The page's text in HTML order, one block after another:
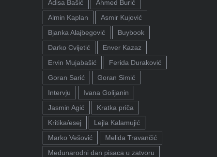
Adisa Bašić
Ahmed Burić
Almin Kaplan
Asmir Kujović
Bjanka Alajbegović
Buybook
Darko Cvijetić
Enver Kazaz
Ervin Mujabašić
Ferida Duraković
Goran Sarić
Goran Simić
Intervju
Ivana Golijanin
Jasmin Agić
Kratka priča
Kritika/esej
Lejla Kalamujić
Marko Vešović
Melida Travančić
Međunarodni dan pisaca u zatvoru